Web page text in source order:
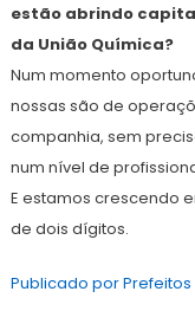
estão abrindo
da União Química?
Num momento
nossas são de
companhia, sem
num nível de
E estamos crescendo
de dois dígitos.
Publicado por